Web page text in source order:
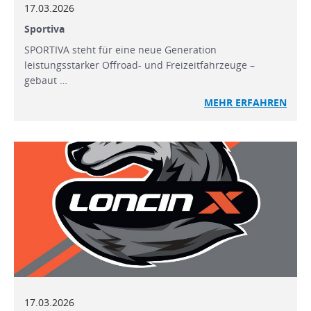
17.03.2026
Sportiva
SPORTIVA steht für eine neue Generation
leistungsstarker Offroad- und Freizeitfahrzeuge –
gebaut …
MEHR ERFAHREN
17.03.2026